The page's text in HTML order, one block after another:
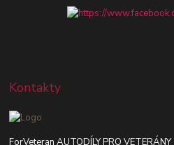
Kontakty
ForVeteran AUTODÍLY PRO VETERÁNY